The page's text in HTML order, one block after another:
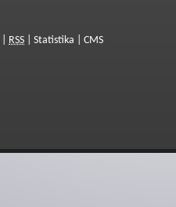
RSS Statistika CMS